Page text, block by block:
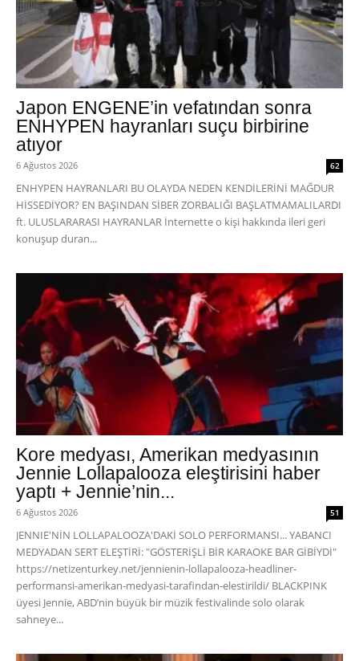
Japon ENGENE’in vefatından sonra
ENHYPEN hayranları suçu birbirine
atıyor
6 Ağustos 2026 62
ENHYPEN HAYRANLARI BU OLAYDA NEDEN KENDİLERİNİ MAĞDUR
HİSSEDİYOR? EN BAŞINDAN SİBER ZORBALIĞI BAŞLATMAMALILARDI
ft. ULUSLARARASI HAYRANLAR İnternette o kişi hakkında ileri geri
konuşup duran...
Kore medyası, Amerikan medyasının
Jennie Lollapalooza eleştirisini haber
yaptı + Jennie’nin...
6 Ağustos 2026 51
JENNIE'NİN LOLLAPALOOZA'DAKİ SOLO PERFORMANSI... YABANCI
MEDYADAN SERT ELEŞTİRİ: "GÖSTERİŞLİ BİR KARAOKE BAR GİBİYDİ"
https://netizenturkey.net/jennienin-lollapalooza-headliner-
performansi-amerikan-medyasi-tarafindan-elestirildi/ BLACKPINK
üyesi Jennie, ABD’nin büyük bir müzik festivalinde solo olarak
sahneye...